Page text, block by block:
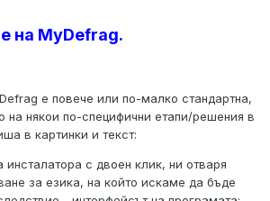
на MyDefrag.
е повече или по-малко стандартна,
на някои по-специфични етапи/решения в
в картинки и текст:
инсталатора с двоен клик, ни отваря
за езика, на който искаме да бъде